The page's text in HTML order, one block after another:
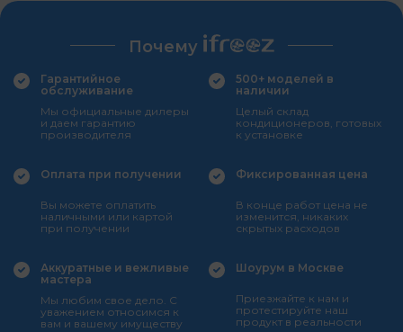
Почему
Гарантийное
обслуживание
Мы официальные дилеры
и даем гарантию
производителя
500+ моделей в
наличии
Целый склад
кондиционеров, готовых
к установке
Оплата при получении
Вы можете оплатить
наличными или картой
при получении
Фиксированная цена
В конце работ цена не
изменится, никаких
скрытых расходов
Аккуратные и вежливые
мастера
Мы любим свое дело. С
уважением относимся к
вам и вашему имуществу
Шоурум в Москве
Приезжайте к нам и
протестируйте наш
продукт в реальности